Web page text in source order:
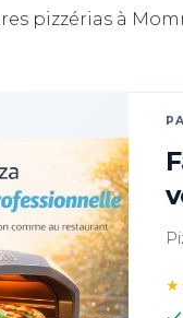
pizzérias à
★